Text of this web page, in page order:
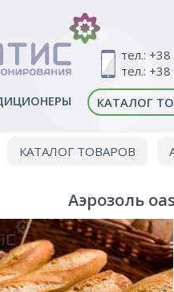
тел.:
тел.:
КАТАЛОГ
КАТАЛОГ ТОВАРОВ
Аэрозоль